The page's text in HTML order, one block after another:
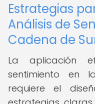
Estrategias
Análisis de
Cadena de
La aplicación
sentimiento en
requiere el